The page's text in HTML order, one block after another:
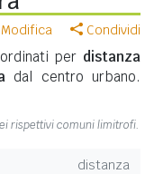
Modifica Condividi
ordinati per distanza
dal centro urbano.
rispettivi comuni limitrofi.
distanza